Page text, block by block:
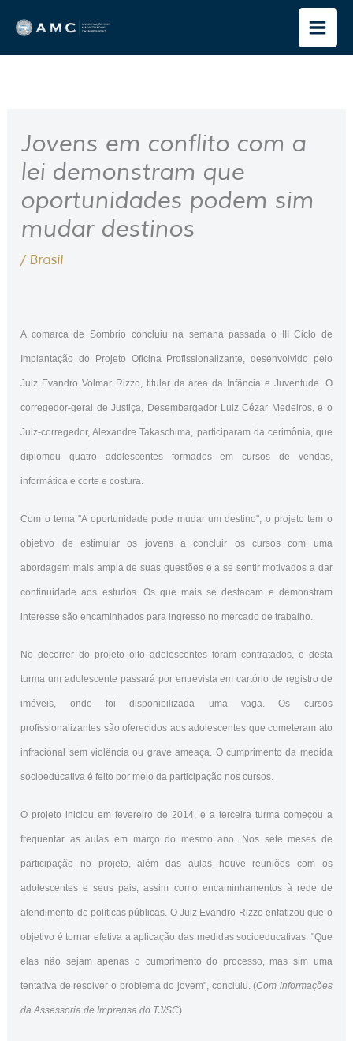
para
o
Jovens em conflito com a
lei demonstram que
oportunidades podem sim
mudar destinos
/ Brasil
A comarca de Sombrio concluiu na semana passada o III Ciclo de
Implantação do Projeto Oficina Profissionalizante, desenvolvido pelo
Juiz Evandro Volmar Rizzo, titular da área da Infância e Juventude. O
corregedor-geral de Justiça, Desembargador Luiz Cézar Medeiros, e o
Juiz-corregedor, Alexandre Takaschima, participaram da cerimônia, que
diplomou quatro adolescentes formados em cursos de vendas,
informática e corte e costura.
Com o tema "A oportunidade pode mudar um destino", o projeto tem o
objetivo de estimular os jovens a concluir os cursos com uma
abordagem mais ampla de suas questões e a se sentir motivados a dar
continuidade aos estudos. Os que mais se destacam e demonstram
interesse são encaminhados para ingresso no mercado de trabalho.
No decorrer do projeto oito adolescentes foram contratados, e desta
turma um adolescente passará por entrevista em cartório de registro de
imóveis, onde foi disponibilizada uma vaga. Os cursos
profissionalizantes são oferecidos aos adolescentes que cometeram ato
infracional sem violência ou grave ameaça. O cumprimento da medida
socioeducativa é feito por meio da participação nos cursos.
O projeto iniciou em fevereiro de 2014, e a terceira turma começou a
frequentar as aulas em março do mesmo ano. Nos sete meses de
participação no projeto, além das aulas houve reuniões com os
adolescentes e seus pais, assim como encaminhamentos à rede de
atendimento de políticas públicas. O Juiz Evandro Rizzo enfatizou que o
objetivo é tornar efetiva a aplicação das medidas socioeducativas. "Que
elas não sejam apenas o cumprimento do processo, mas sim uma
tentativa de resolver o problema do jovem", concluiu. (Com informações
da Assessoria de Imprensa do TJ/SC)